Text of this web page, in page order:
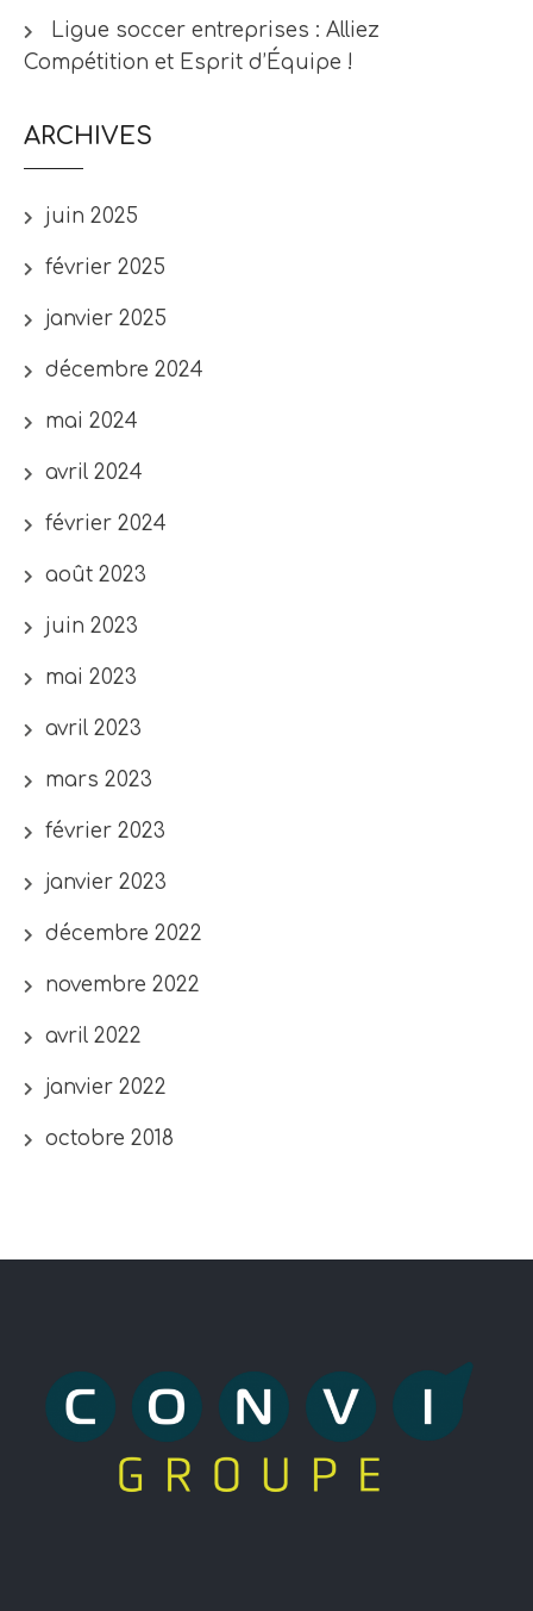
Ligue soccer entreprises : Alliez
Compétition et Esprit d’Équipe !
ARCHIVES
juin 2025
février 2025
janvier 2025
décembre 2024
mai 2024
avril 2024
février 2024
août 2023
juin 2023
mai 2023
avril 2023
mars 2023
février 2023
janvier 2023
décembre 2022
novembre 2022
avril 2022
janvier 2022
octobre 2018